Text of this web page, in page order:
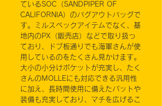
ているSOC（SANDPIPER OF
CALIFORNIA）のバグアウトバッグで
す。ミルスペックアイテムでなく、基
地内のPX（販売店）などで取り扱っ
ており、ドブ板通りでも海軍さんが使
用しているのをたくさん見かけます。
大小の小分けポケットが充実し、たく
さんのMOLLEにも対応できる汎用性
に加え、長時間使用に備えたパットや
装備も充実しており、マチを広げるこ